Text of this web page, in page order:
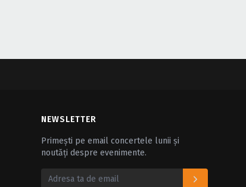
NEWSLETTER
Primești pe email concertele lunii și
noutăți despre evenimente.